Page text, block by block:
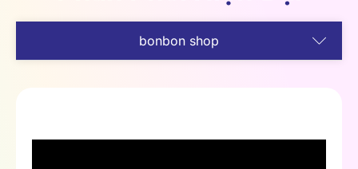
bonbon shop
visibilityPRO
deliveryPRO